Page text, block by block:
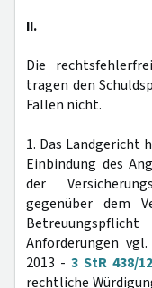
II.
Die
tragen den
Fällen nicht.
1. Das Landgericht
Einbindung des
der
gegenüber dem
Anforderungen
2013 - 3 StR 438/12
rechtliche